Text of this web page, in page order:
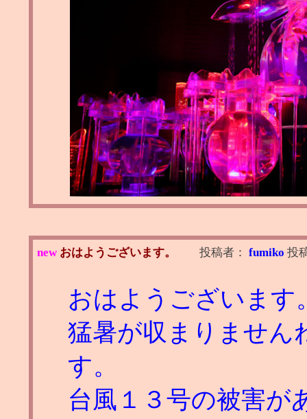
new おはようございます。 投稿者： fumiko 投
おはようございます
猛暑が収まりません
す。
台風１３号の被害が